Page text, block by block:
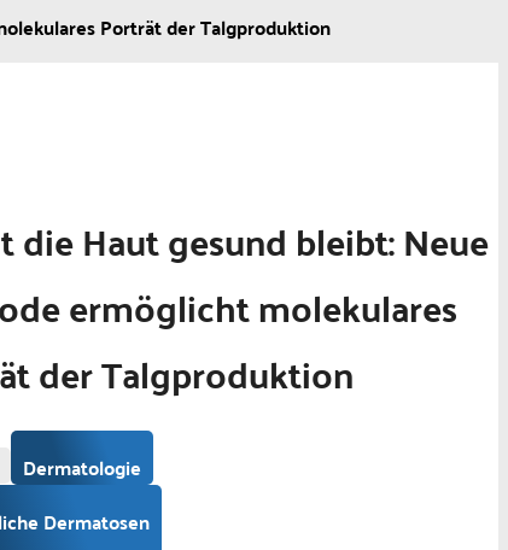
Porträt der Talgproduktion
die Haut gesund bleibt: Neue
ermöglicht molekulares
der Talgproduktion
Dermatologie
Dermatosen